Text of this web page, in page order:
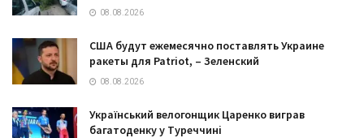
08.08.2026
США будут ежемесячно поставлять Украине
ракеты для Patriot, – Зеленский
08.08.2026
Український велогонщик Царенко виграв
багатоденку у Туреччині